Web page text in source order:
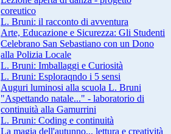
coreutico
L. Bruni: il racconto di avventura
Arte, Educazione e Sicurezza: Gli Studenti
Celebrano San Sebastiano con un Dono
alla Polizia Locale
L. Bruni: Imballaggi e Curiosità
L. Bruni: Esploraqndo i 5 sensi
Auguri luminosi alla scuola L. Bruni
"Aspettando natale..." - laboratorio di
continuità alla Gamurrini
L. Bruni: Coding e continuità
La magia dell'autunno... lettura e creatività